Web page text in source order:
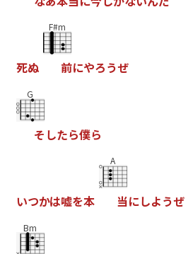
死ぬ
F#m
前にやろうぜ
G
そ したら僕ら
いつかは嘘を本
A
当にしようぜ
Bm